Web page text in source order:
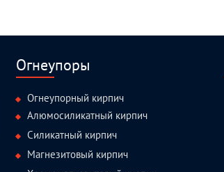
Огнеупоры
Огнеупорный кирпич
Алюмосиликатный кирпич
Силикатный кирпич
Магнезитовый кирпич